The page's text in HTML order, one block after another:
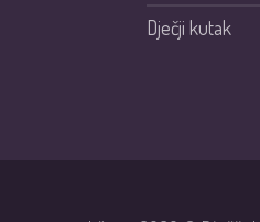
Dječji kutak